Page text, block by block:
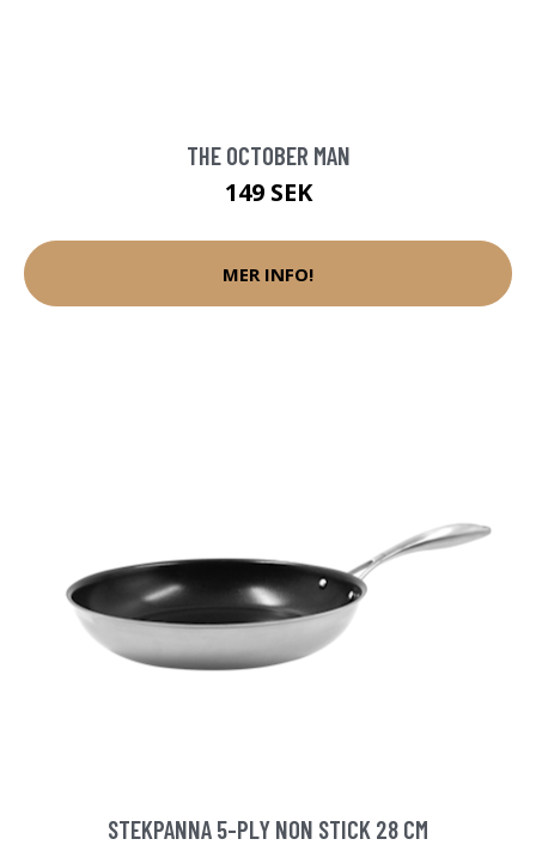
THE OCTOBER MAN
149 SEK
MER INFO!
STEKPANNA 5-PLY NON STICK 28 CM